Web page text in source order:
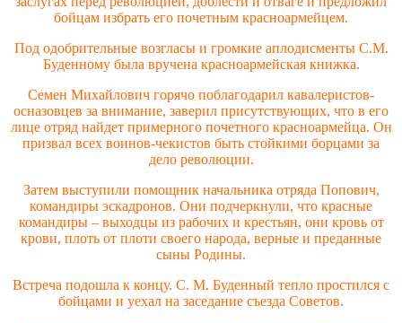
бойцам избрать его почетным красноармейцем.
Под одобрительные возгласы и громкие аплодисменты С.М.
Буденному была вручена красноармейская книжка.
Семен Михайлович горячо поблагодарил кавалеристов-
осназовцев за внимание, заверил присутствующих, что в его
лице отряд найдет примерного почетного красноармейца. Он
призвал всех воинов-чекистов быть стойкими борцами за
дело революции.
Затем выступили помощник начальника отряда Попович,
командиры эскадронов. Они подчеркнули, что красные
командиры – выходцы из рабочих и крестьян, они кровь от
крови, плоть от плоти своего народа, верные и преданные
сыны Родины.
Встреча подошла к концу. С. М. Буденный тепло простился с
бойцами и уехал на заседание съезда Советов.